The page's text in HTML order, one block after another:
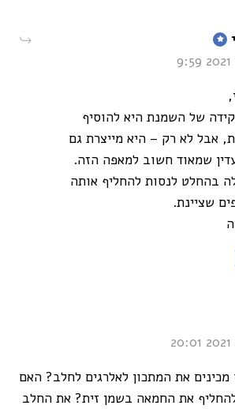
says:
של השמנת היא להוסיף
אבל לא רק – היא מייצרת גם
שמאוד חשוב למאפה הזה.
בהחלט לנסות להחליף אותה
שציינת.
מכינים את המתכון לאלרגים לחלב? האם
את החמאה בשמן זית? את החלב